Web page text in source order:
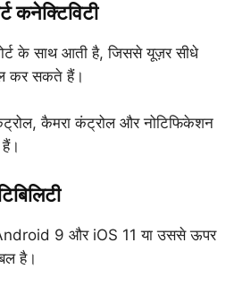
कनेक्टिविटी
के साथ आती है, जिससे यूज़र सीधे
कर सकते हैं।
कैमरा कंट्रोल और नोटिफिकेशन
9 और iOS 11 या उससे ऊपर
है।